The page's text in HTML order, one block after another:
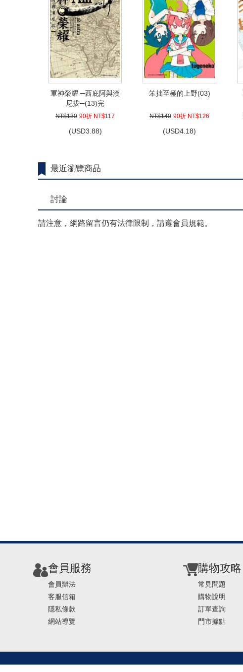
軍神榮耀 ─西庇阿與漢
尼拔─(13)完
NT$130 90折 NT$117
(USD3.88)
笨拙至極的上野(03)
NT$140 90折 NT$126
(USD4.18)
最近瀏覽商品
討論
請注意，網路留言仍有法律限制，請遵會員規範。
會員服務
會員辦法
客服信箱
隱私條款
網站導覽
購物攻略
常見問題
購物說明
訂單查詢
門市據點